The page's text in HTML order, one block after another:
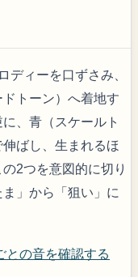
ィーを口ずさみ、
トーン）へ着地す
、青（スケールト
ばし、生まれるほ
2つを意図的に切り
」から「狙い」に
との音を確認する